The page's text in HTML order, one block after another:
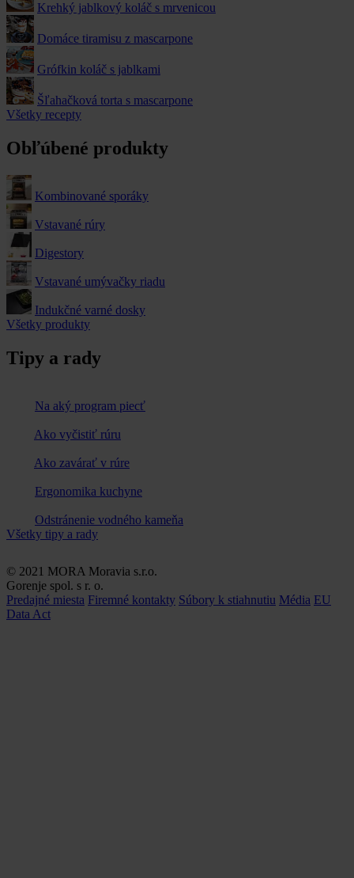
Krehký jablkový koláč s mrvenicou
Domáce tiramisu z mascarpone
Grófkin koláč s jablkami
Šľahačková torta s mascarpone
Všetky recepty
Obľúbené produkty
Kombinované sporáky
Vstavané rúry
Digestory
Vstavané umývačky riadu
Indukčné varné dosky
Všetky produkty
Tipy a rady
Na aký program piecť
Ako vyčistiť rúru
Ako zavárať v rúre
Ergonomika kuchyne
Odstránenie vodného kameňa
Všetky tipy a rady
© 2021 MORA Moravia s.r.o.
Gorenje spol. s r. o.
Predajné miesta Firemné kontakty Súbory k stiahnutiu Média EU
Data Act